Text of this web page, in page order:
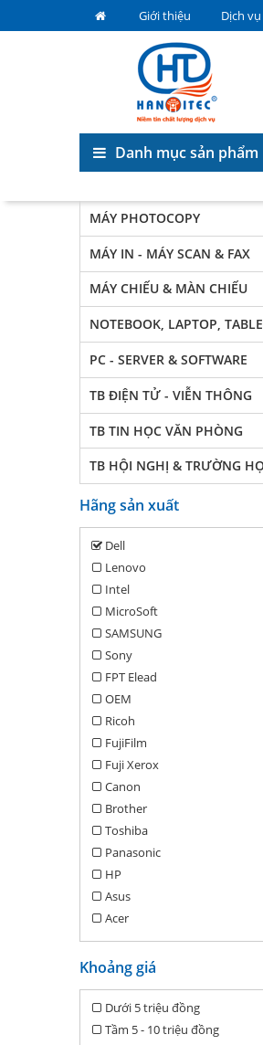
Giới thiệu Dịch
Danh mục sản phẩm
MÁY PHOTOCOPY
MÁY IN - MÁY SCAN & FAX
MÁY CHIẾU & MÀN CHIẾU
NOTEBOOK, LAPTOP,
PC - SERVER & SOFTWARE
TB ĐIỆN TỬ - VIỄN THÔNG
TB TIN HỌC VĂN PHÒNG
TB HỘI NGHỊ & TRƯỜNG
Hãng sản xuất
Dell
Lenovo
Intel
MicroSoft
SAMSUNG
Sony
FPT Elead
OEM
Ricoh
FujiFilm
Fuji Xerox
Canon
Brother
Toshiba
Panasonic
HP
Asus
Acer
Khoảng giá
Dưới 5 triệu đồng
Tầm 5 - 10 triệu đồng